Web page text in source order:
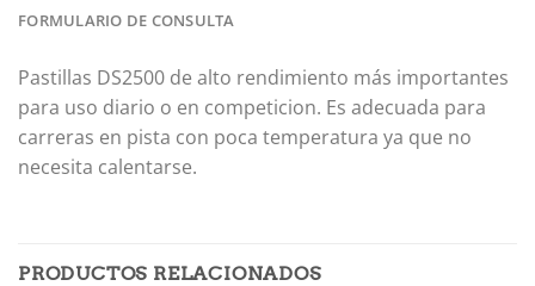
FORMULARIO DE CONSULTA
Pastillas DS2500 de alto rendimiento más importantes
para uso diario o en competicion. Es adecuada para
carreras en pista con poca temperatura ya que no
necesita calentarse.
PRODUCTOS RELACIONADOS